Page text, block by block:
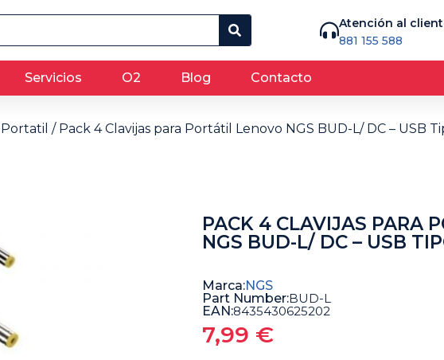
Atención al
881 155 588
Servicios O2 Blog Contacto
/ Pack 4 Clavijas para Portátil Lenovo NGS BUD-L/ DC – USB
PACK 4 CLAVIJAS PARA
NGS BUD-L/ DC – USB
Marca:NGS
Part Number:BUD-L
EAN:8435430625202
7,99 €